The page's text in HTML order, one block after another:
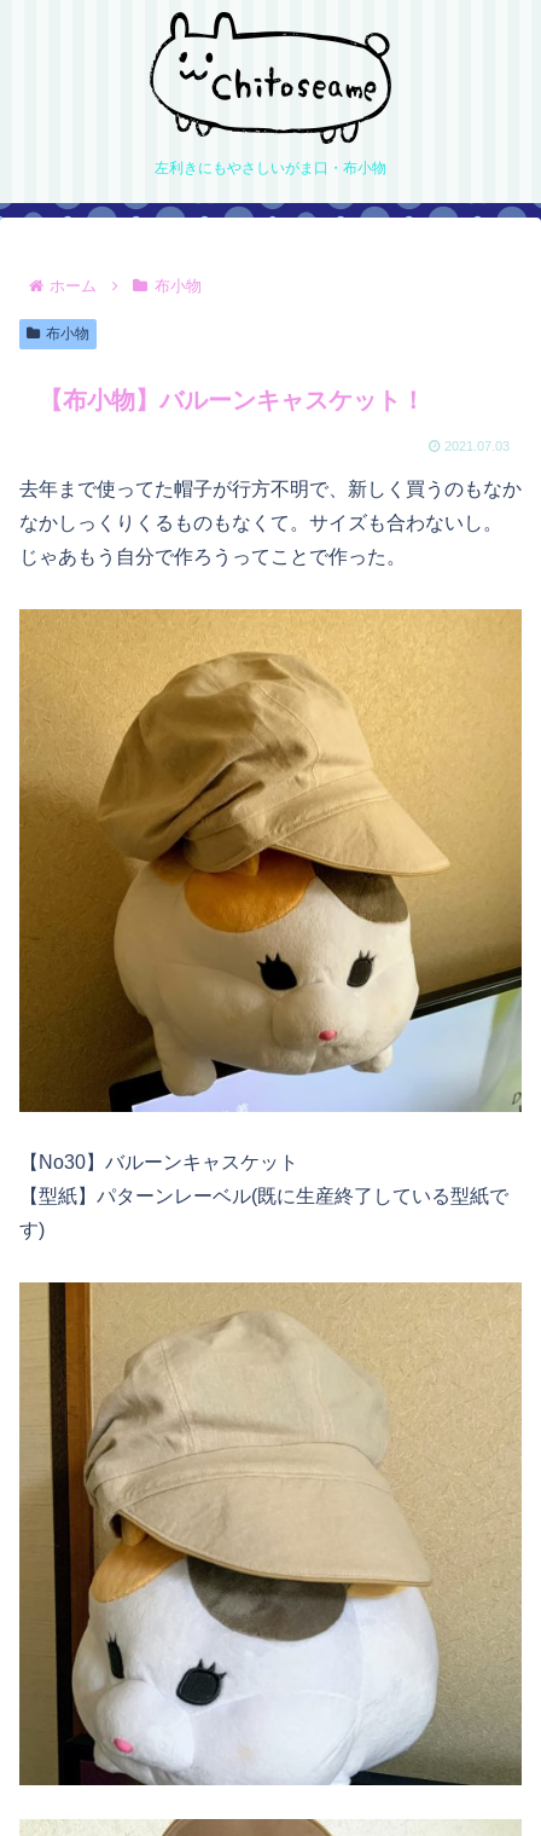
左利きにもやさしいがま口・布小物
ホーム 布小物
布小物
【布小物】バルーンキャスケット！
2021.07.03
去年まで使ってた帽子が行方不明で、新しく買うのもなか
なかしっくりくるものもなくて。サイズも合わないし。
じゃあもう自分で作ろうってことで作った。
【No30】バルーンキャスケット
【型紙】パターンレーベル(既に生産終了している型紙で
す)